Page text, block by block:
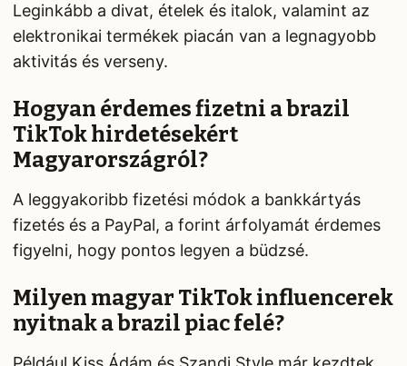
Leginkább a divat, ételek és italok, valamint az
elektronikai termékek piacán van a legnagyobb
aktivitás és verseny.
Hogyan érdemes fizetni a brazil
TikTok hirdetésekért
Magyarországról?
A leggyakoribb fizetési módok a bankkártyás
fizetés és a PayPal, a forint árfolyamát érdemes
figyelni, hogy pontos legyen a büdzsé.
Milyen magyar TikTok influencerek
nyitnak a brazil piac felé?